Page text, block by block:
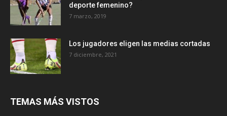
deporte femenino?
7 marzo, 2019
Los jugadores eligen las medias cortadas
7 diciembre, 2021
TEMAS MÁS VISTOS